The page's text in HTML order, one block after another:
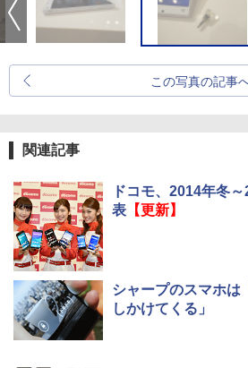
この写真の記事
関連記事
ドコモ、2014年冬
表【更新】
シャープのスマホは
しかけてくる」